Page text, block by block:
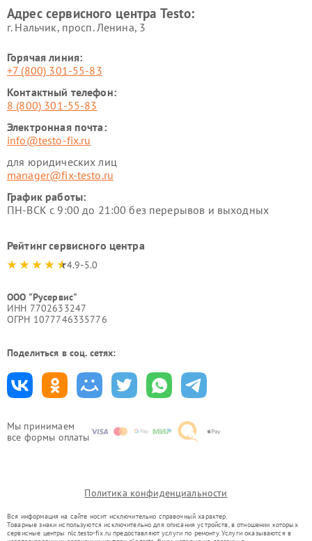
Мы принимаем
все формы оплаты
Адрес сервисного центра Testo:
г. Нальчик, просп. Ленина, 3
Горячая линия:
+7 (800) 301-55-83
Контактный телефон:
8 (800) 301-55-83
Электронная почта:
info@testo-fix.ru
для юридических лиц
manager@fix-testo.ru
График работы:
ПН-ВСК с 9:00 до 21:00 без перерывов и выходных
Рейтинг сервисного центра
4.9-5.0
ООО "Русервис"
ИНН 7702633247
ОГРН 1077746335776
Поделиться в соц. сетях:
Политика конфиденциальности
Вся информация на сайте носит исключительно справочный характер.
Товарные знаки используются исключительно для описания устройств, в отношении которых
сервисные центры nlc.testo-fix.ru предоставляют услуги по ремонту. Услуги оказываются в